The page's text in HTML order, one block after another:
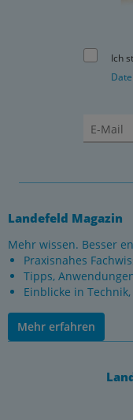
Ich
Landefeld Magazin
Mehr wissen. Besser
Praxisnahes
Tipps,
Einblicke in
Mehr erfahren